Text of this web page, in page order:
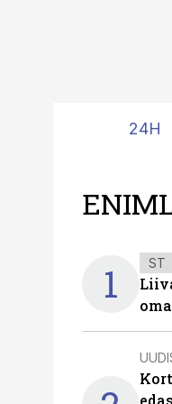
24H
1 ST